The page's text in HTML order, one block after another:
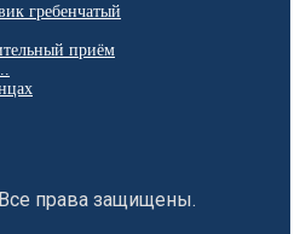
гребенчатый
приём
права защищены.